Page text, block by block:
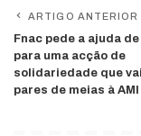
ARTIGO ANTERIOR
Fnac pede a ajuda de
para uma acção de
solidariedade que
pares de meias à AMI